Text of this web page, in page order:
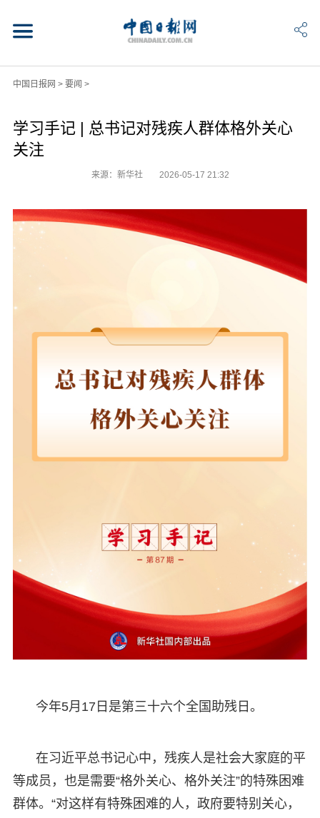
中国日报网 > 要闻 >
学习手记 | 总书记对残疾人群体格外关心
关注
来源：新华社 2026-05-17 21:32
今年5月17日是第三十六个全国助残日。
在习近平总书记心中，残疾人是社会大家庭的平
等成员，也是需要“格外关心、格外关注”的特殊困难
群体。“对这样有特殊困难的人，政府要特别关心，